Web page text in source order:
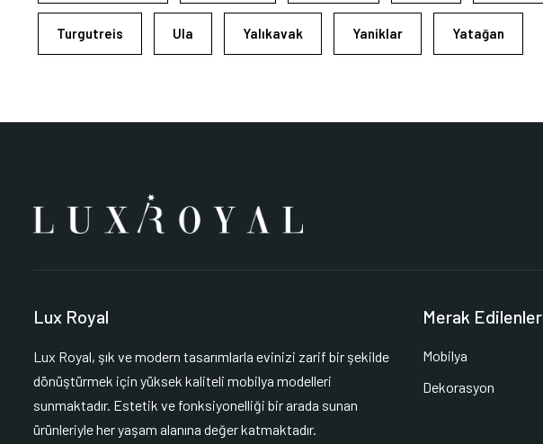
Turgutreis Ula Yalıkavak Yaniklar Yatağan
Lux Royal
Lux Royal, şık ve modern tasarımlarla evinizi zarif bir şekilde
dönüştürmek için yüksek kaliteli mobilya modelleri
sunmaktadır. Estetik ve fonksiyonelliği bir arada sunan
ürünleriyle her yaşam alanına değer katmaktadır.
Merak Edilenler
Mobilya
Dekorasyon